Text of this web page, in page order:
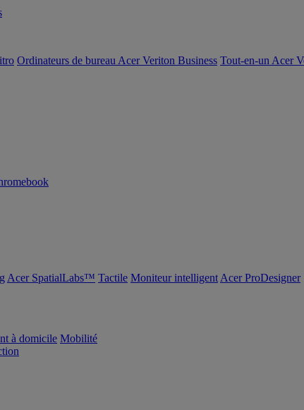
Ordinateurs de bureau Acer Veriton Business Tout-en-un Acer
Acer SpatialLabs™ Tactile Moniteur intelligent Acer ProDesigner
à domicile Mobilité